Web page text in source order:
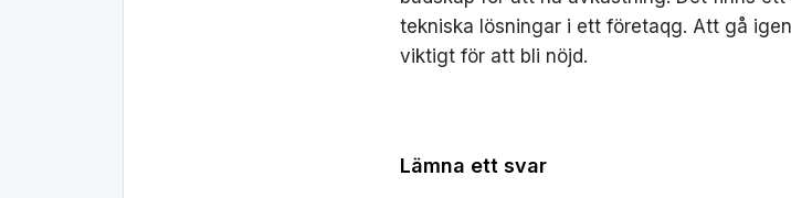
tekniska lösningar i ett företaqg. Att gå
viktigt för att bli nöjd.
Lämna ett svar